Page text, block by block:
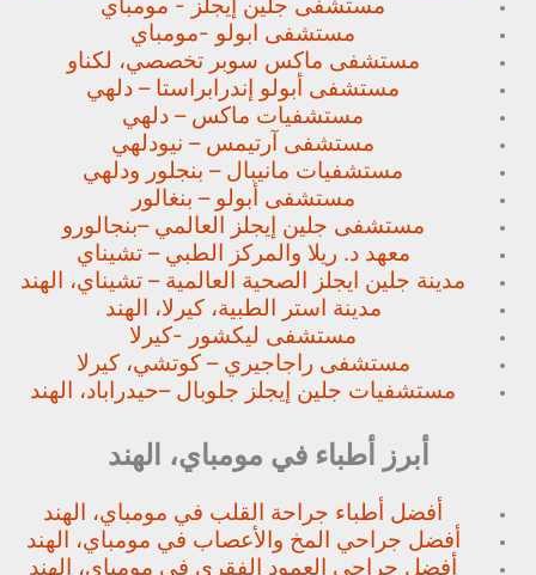
مستشفى ابولو -مومباي
مستشفى ماكس سوبر تخصصي، لكناو
مستشفى أبولو إندرابراستا – دلهي
مستشفيات ماكس – دلهي
مستشفى آرتيمس – نيودلهي
مستشفيات مانيبال – بنجلور ودلهي
مستشفى أبولو – بنغالور
مستشفى جلين إيجلز العالمي –بنجالورو
معهد د. ريلا والمركز الطبي – تشيناي
مدينة جلين ايجلز الصحية العالمية – تشيناي، الهند
مدينة استر الطبية، كيرلا، الهند
مستشفى ليكشور -كيرلا
مستشفى راجاجيري – كوتشي، كيرلا
مستشفيات جلين إيجلز جلوبال –حيدراباد، الهند
أبرز أطباء في مومباي، الهند
أفضل أطباء جراحة القلب في مومباي، الهند
أفضل جراحي المخ والأعصاب في مومباي، الهند
أفضل جراحي العمود الفقري في مومباي، الهند